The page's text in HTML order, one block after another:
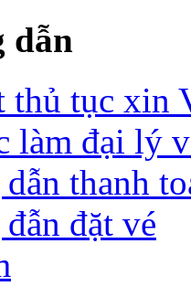
dẫn
thủ tục xin
làm đại lý
thanh
đặt vé